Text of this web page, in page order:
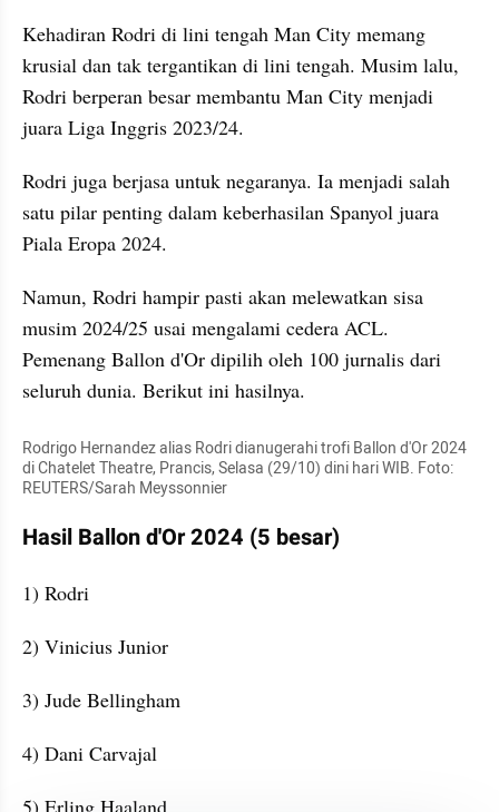
Kehadiran Rodri di lini tengah Man City memang
krusial dan tak tergantikan di lini tengah. Musim lalu,
Rodri berperan besar membantu Man City menjadi
juara Liga Inggris 2023/24.
Rodri juga berjasa untuk negaranya. Ia menjadi salah
satu pilar penting dalam keberhasilan Spanyol juara
Piala Eropa 2024.
Namun, Rodri hampir pasti akan melewatkan sisa
musim 2024/25 usai mengalami cedera ACL.
Pemenang Ballon d'Or dipilih oleh 100 jurnalis dari
seluruh dunia. Berikut ini hasilnya.
Rodrigo Hernandez alias Rodri dianugerahi trofi Ballon d'Or 2024
di Chatelet Theatre, Prancis, Selasa (29/10) dini hari WIB. Foto:
REUTERS/Sarah Meyssonnier
Hasil Ballon d'Or 2024 (5 besar)
1) Rodri
2) Vinicius Junior
3) Jude Bellingham
4) Dani Carvajal
5) Erling Haaland